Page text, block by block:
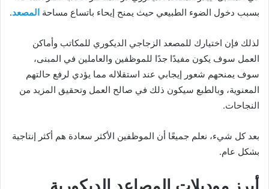
بسبب دخول الضوء الطبيعي حيث يمنح إيحاء باتساع مساحة المصعد.
لذلك فإن اختيارك للمصعد الزجاجي الديكوري للمكاتب وأماكن
العمل سوف يكون مفيدًا جدًا للموظفين والعاملين في المبنى،
سوف يمنحهم شعور إيجابي عند استقلاله مما يؤدي لرفع حالتهم
المعنوية، وبالطبع سيكون ذلك في صالح العمل وتحقيق المزيد من
النجاحات.
بعد كل شيء، نعلم جميعًا أن الموظفين الأكثر سعادة هم أكثر إنتاجية
بشكل عام.